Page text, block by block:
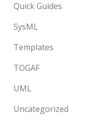
Quick Guides
SysML
Templates
TOGAF
UML
Uncategorized